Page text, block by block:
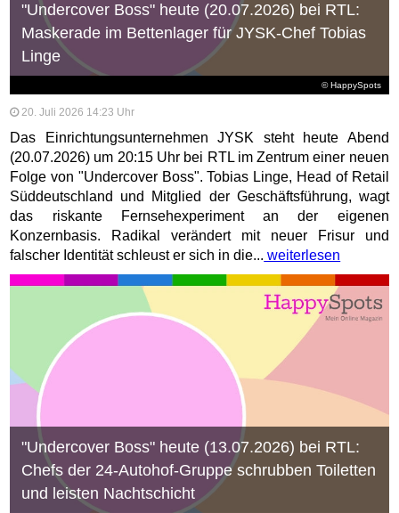
© HappySpots
"Undercover Boss" heute (20.07.2026) bei RTL:
Maskerade im Bettenlager für JYSK-Chef Tobias
Linge
20. Juli 2026 14:23 Uhr
Das Einrichtungsunternehmen JYSK steht heute Abend
(20.07.2026) um 20:15 Uhr bei RTL im Zentrum einer neuen
Folge von "Undercover Boss". Tobias Linge, Head of Retail
Süddeutschland und Mitglied der Geschäftsführung, wagt
das riskante Fernsehexperiment an der eigenen
Konzernbasis. Radikal verändert mit neuer Frisur und
falscher Identität schleust er sich in die... weiterlesen
"Undercover Boss" heute (13.07.2026) bei RTL:
Chefs der 24-Autohof-Gruppe schrubben Toiletten
und leisten Nachtschicht